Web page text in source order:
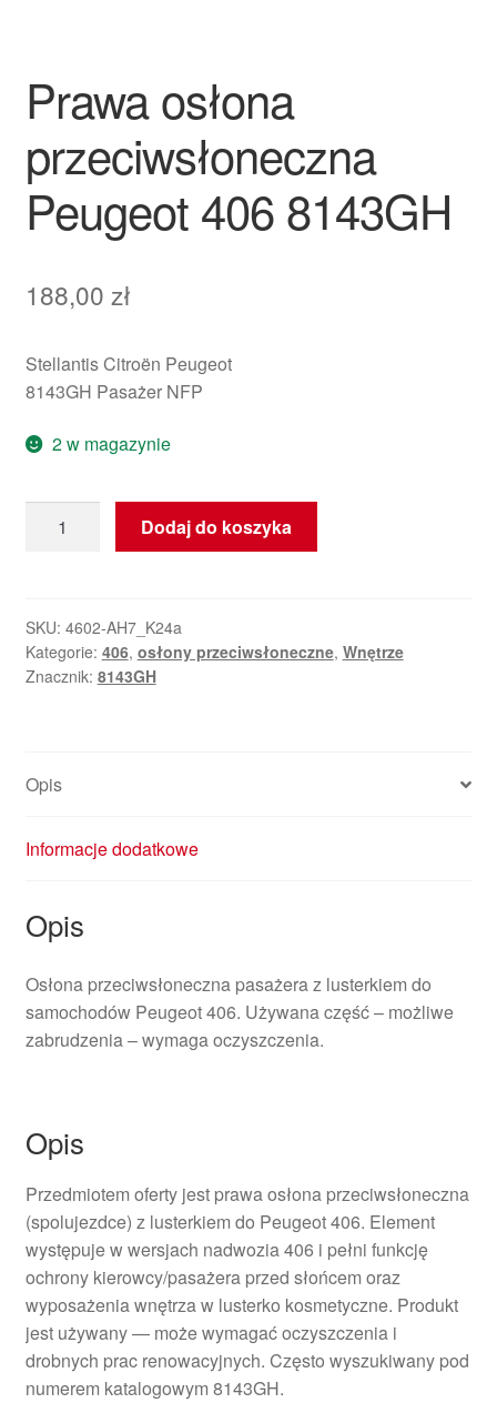
Zamówienia
Zasady i warunki
Prawa osłona
przeciwsłoneczna
Peugeot 406 8143GH
188,00 zł
Stellantis Citroën Peugeot
8143GH Pasażer NFP
2 w magazynie
Prawa
Peugeot
406
8143GH
Dodaj do koszyka
SKU: 4602-AH7_K24a
Kategorie: 406, osłony przeciwsłoneczne, Wnętrze
Znacznik: 8143GH
Opis
Informacje dodatkowe
Opis
Osłona przeciwsłoneczna pasażera z lusterkiem do
samochodów Peugeot 406. Używana część – możliwe
zabrudzenia – wymaga oczyszczenia.
Opis
Przedmiotem oferty jest prawa osłona przeciwsłoneczna
(spolujezdce) z lusterkiem do Peugeot 406. Element
występuje w wersjach nadwozia 406 i pełni funkcję
ochrony kierowcy/pasażera przed słońcem oraz
wyposażenia wnętrza w lusterko kosmetyczne. Produkt
jest używany — może wymagać oczyszczenia i
drobnych prac renowacyjnych. Często wyszukiwany pod
numerem katalogowym 8143GH.